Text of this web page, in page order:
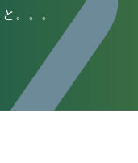
ョ
。。。